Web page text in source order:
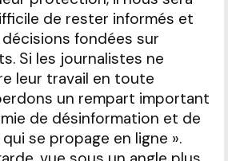
de rester informés et
fondées sur
Si les journalistes ne
leur travail en toute
un rempart important
de désinformation et de
se propage en ligne ».